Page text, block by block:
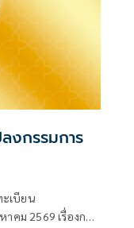
งกรรมการ
เบียน
คม 2569 เรื่องการ